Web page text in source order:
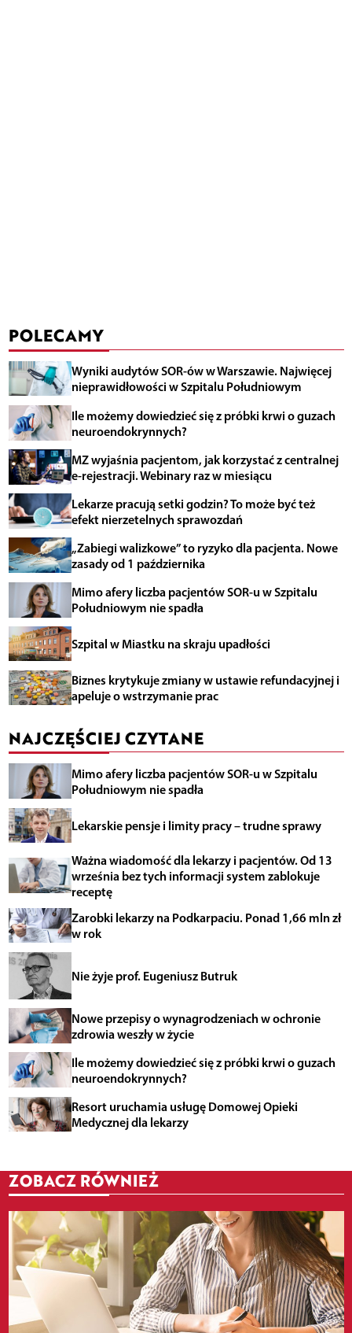
POLECAMY
Wyniki audytów SOR-ów w Warszawie. Najwięcej
nieprawidłowości w Szpitalu Południowym
Ile możemy dowiedzieć się z próbki krwi o guzach
neuroendokrynnych?
MZ wyjaśnia pacjentom, jak korzystać z centralnej
e-rejestracji. Webinary raz w miesiącu
Lekarze pracują setki godzin? To może być też
efekt nierzetelnych sprawozdań
„Zabiegi walizkowe” to ryzyko dla pacjenta. Nowe
zasady od 1 października
Mimo afery liczba pacjentów SOR-u w Szpitalu
Południowym nie spadła
Szpital w Miastku na skraju upadłości
Biznes krytykuje zmiany w ustawie refundacyjnej i
apeluje o wstrzymanie prac
NAJCZĘŚCIEJ CZYTANE
Mimo afery liczba pacjentów SOR-u w Szpitalu
Południowym nie spadła
Lekarskie pensje i limity pracy – trudne sprawy
Ważna wiadomość dla lekarzy i pacjentów. Od 13
września bez tych informacji system zablokuje
receptę
Zarobki lekarzy na Podkarpaciu. Ponad 1,66 mln zł
w rok
Nie żyje prof. Eugeniusz Butruk
Nowe przepisy o wynagrodzeniach w ochronie
zdrowia weszły w życie
Ile możemy dowiedzieć się z próbki krwi o guzach
neuroendokrynnych?
Resort uruchamia usługę Domowej Opieki
Medycznej dla lekarzy
ZOBACZ RÓWNIEŻ